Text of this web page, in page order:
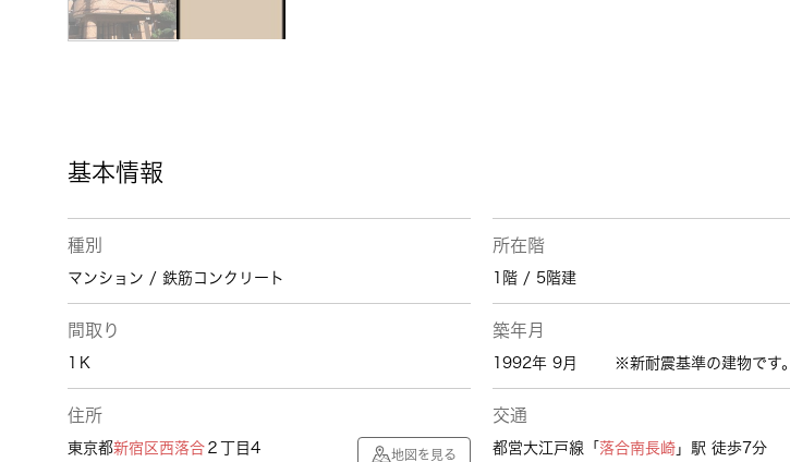
基本情報
種別
マンション / 鉄筋コンクリート
所在階
1階 / 5階建
間取り
1Ｋ
築年月
1992年 9月 ※新耐震基準の建物です。
住所
東京都新宿区 西落合 ２丁目4 地図を見る
交通
都営大江戸線「 落合南長崎 」駅 徒歩7分